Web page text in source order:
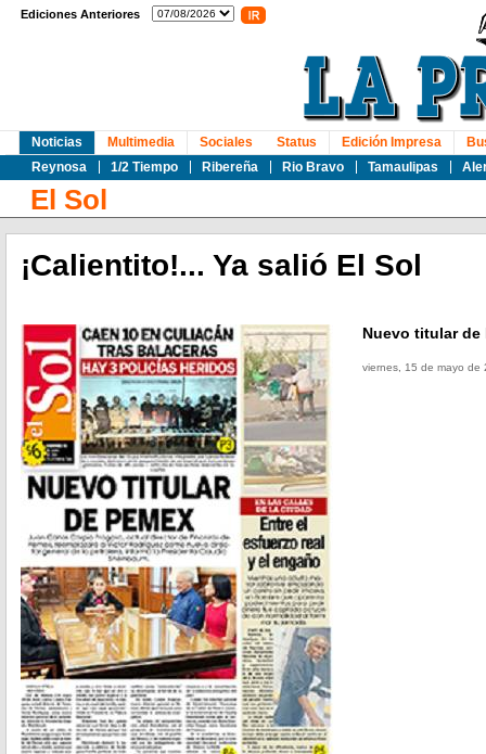
Ediciones Anteriores
Noticias
Reynosa
1/2 Tiempo Ribereña Rio Bravo Tamaulipas
Multimedia Sociales Status Edición Impresa
El Sol
¡Calientito!... Ya salió El Sol
Nuevo titular de
viernes, 15 de mayo de